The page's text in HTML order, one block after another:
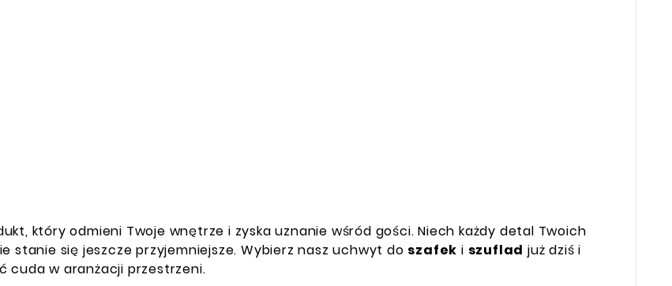
który odmieni Twoje wnętrze i zyska uznanie wśród gości. Niech każdy detal Twoich
stanie się jeszcze przyjemniejsze. Wybierz nasz uchwyt do szafek i szuflad już dziś i
cuda w aranżacji przestrzeni.